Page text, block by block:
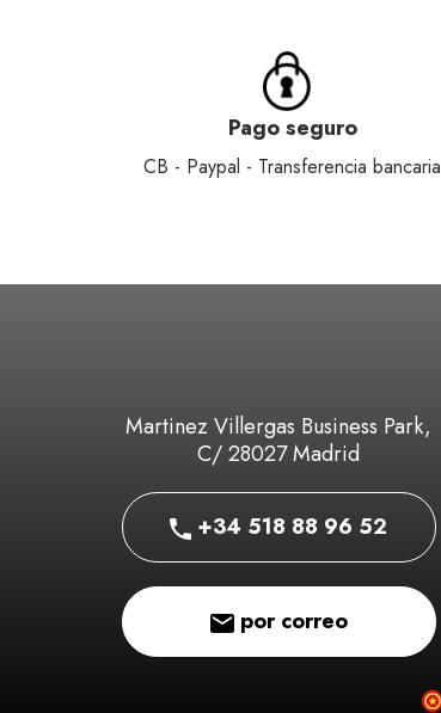
Pago seguro
CB - Paypal - Transferencia bancaria
Martinez Villergas Business Park,
C/ 28027 Madrid
+34 518 88 96 52
por correo